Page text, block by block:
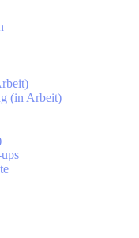
(in Arbeit)